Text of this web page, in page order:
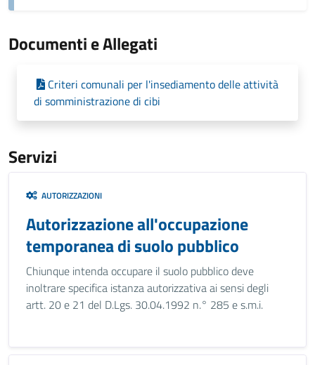
Documenti e Allegati
Criteri comunali per l'insediamento delle attività
di somministrazione di cibi
Servizi
AUTORIZZAZIONI
Autorizzazione all'occupazione
temporanea di suolo pubblico
Chiunque intenda occupare il suolo pubblico deve
inoltrare specifica istanza autorizzativa ai sensi degli
artt. 20 e 21 del D.Lgs. 30.04.1992 n.° 285 e s.m.i.